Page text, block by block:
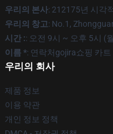
우리의 본사: 212175년 시각
우리의 창고: No.1,
시간 :: 오전 9시 ~ 오후 5시 (
이름 *: 연락처gojira쇼핑 카트
우리의 회사
제품 정보
이용 약관
개인 정보 정책